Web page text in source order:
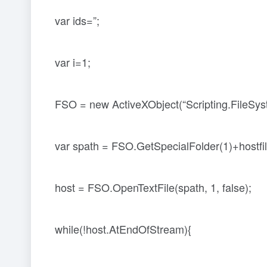
var ids=”;
var i=1;
FSO = new
var spath =
host = FSO.OpenTextFile(spath, 1, false);
while(!host.AtEndOfStream){